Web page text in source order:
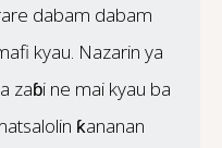
dabam dabam
kyau. Nazarin ya
zaɓi ne mai kyau ba
ƙananan